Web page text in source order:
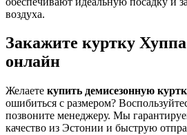
воздуха.
Закажите куртку
онлайн
Желаете купить демисезонную
ошибиться с размером?
позвоните менеджеру. Мы
качество из Эстонии и быструю